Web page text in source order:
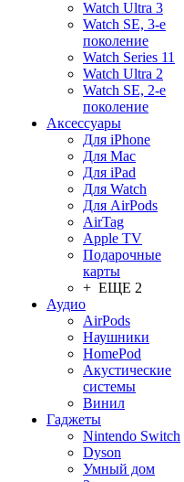
Watch Ultra 3
Watch SE, 3-е
поколение
Watch Series 11
Watch Ultra 2
Watch SE, 2-е
поколение
Аксессуары
Для iPhone
Для Mac
Для iPad
Для Watch
Для AirPods
AirTag
Apple TV
Подарочные
карты
+ ЕЩЕ 2
Аудио
AirPods
Наушники
HomePod
Акустические
системы
Винил
Гаджеты
Nintendo Switch
Dyson
Умный дом